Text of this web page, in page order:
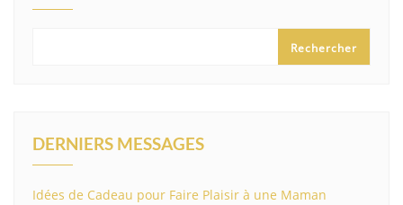
Rechercher
DERNIERS MESSAGES
Idées de Cadeau pour Faire Plaisir à une Maman